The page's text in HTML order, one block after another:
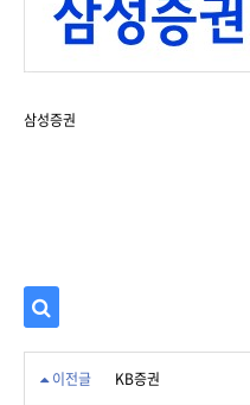
삼성증권
검
색이전글 KB증권